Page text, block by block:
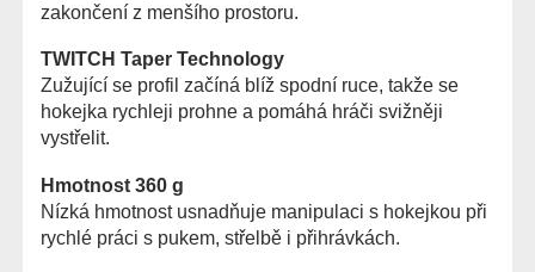
zakončení z menšího prostoru.
TWITCH Taper Technology
Zužující se profil začíná blíž spodní ruce, takže se
hokejka rychleji prohne a pomáhá hráči svižněji
vystřelit.
Hmotnost 360 g
Nízká hmotnost usnadňuje manipulaci s hokejkou při
rychlé práci s pukem, střelbě i přihrávkách.